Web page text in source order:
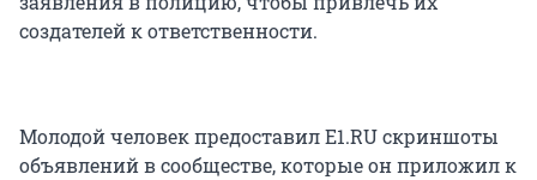
создателей к ответственности.
Молодой человек предоставил E1.RU скриншоты
объявлений в сообществе, которые он приложил к